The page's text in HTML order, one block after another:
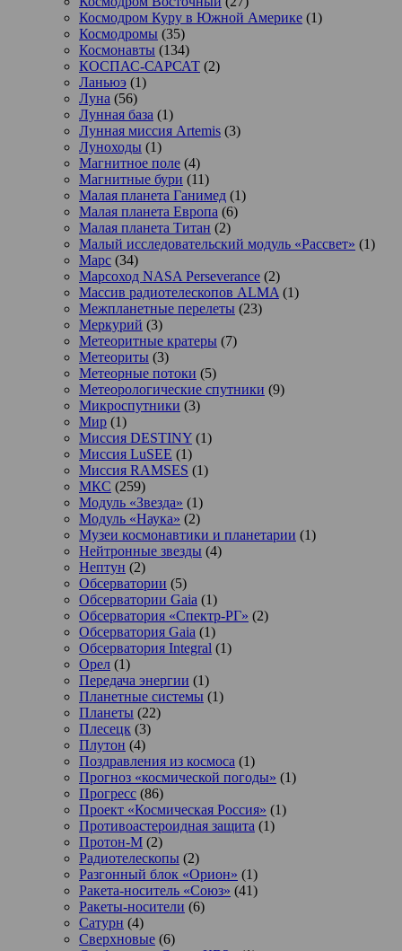
Космодром Куру в Южной Америке (1)
Космодромы (35)
Космонавты (134)
КОСПАС-САРСАТ (2)
Ланьюэ (1)
Луна (56)
Лунная база (1)
Лунная миссия Artemis (3)
Луноходы (1)
Магнитное поле (4)
Магнитные бури (11)
Малая планета Ганимед (1)
Малая планета Европа (6)
Малая планета Титан (2)
Малый исследовательский модуль «Рассвет» (1)
Марс (34)
Марсоход NASA Perseverance (2)
Массив радиотелескопов ALMA (1)
Межпланетные перелеты (23)
Меркурий (3)
Метеоритные кратеры (7)
Метеориты (3)
Метеорные потоки (5)
Метеорологические спутники (9)
Микроспутники (3)
Мир (1)
Миссия DESTINY (1)
Миссия LuSEE (1)
Миссия RAMSES (1)
МКС (259)
Модуль «Звезда» (1)
Модуль «Наука» (2)
Музеи космонавтики и планетарии (1)
Нейтронные звезды (4)
Нептун (2)
Обсерватории (5)
Обсерватории Gaia (1)
Обсерватория «Спектр-РГ» (2)
Обсерватория Gaia (1)
Обсерватория Integral (1)
Орел (1)
Передача энергии (1)
Планетные системы (1)
Планеты (22)
Плесецк (3)
Плутон (4)
Поздравления из космоса (1)
Прогноз «космической погоды» (1)
Прогресс (86)
Проект «Космическая Россия» (1)
Противоастероидная защита (1)
Протон-М (2)
Радиотелескопы (2)
Разгонный блок «Орион» (1)
Ракета-носитель «Союз» (41)
Ракеты-носители (6)
Сатурн (4)
Сверхновые (6)